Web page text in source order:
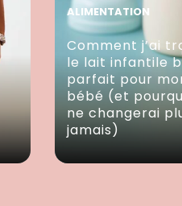
ALIMENTATION
Comment j’ai
le lait infantile
parfait pour
bébé (et
ne changerai
jamais)